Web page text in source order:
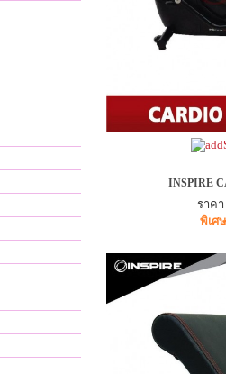
INSPIRE
ราคา
พิเศ